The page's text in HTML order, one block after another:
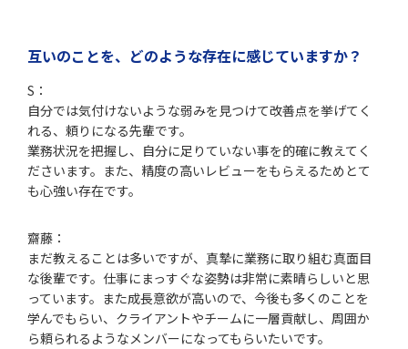
互いのことを、どのような存在に感じていますか？
S：
自分では気付けないような弱みを見つけて改善点を挙げてく
れる、頼りになる先輩です。
業務状況を把握し、自分に足りていない事を的確に教えてく
ださいます。また、精度の高いレビューをもらえるためとて
も心強い存在です。
齋藤：
まだ教えることは多いですが、真摯に業務に取り組む真面目
な後輩です。仕事にまっすぐな姿勢は非常に素晴らしいと思
っています。また成長意欲が高いので、今後も多くのことを
学んでもらい、クライアントやチームに一層貢献し、周囲か
ら頼られるようなメンバーになってもらいたいです。